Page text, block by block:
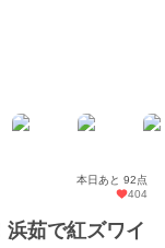
本日あと 92点
404
浜茹で紅ズワイ